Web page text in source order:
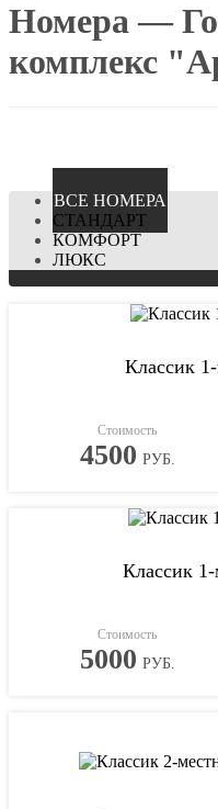
Номера —
комплекс
ВCЕ НОМЕРА
СТАНДАРТ
КОМФОРТ
ЛЮКС
Классик
Стоимость
4500 РУБ.
Классик
Стоимость
5000 РУБ.